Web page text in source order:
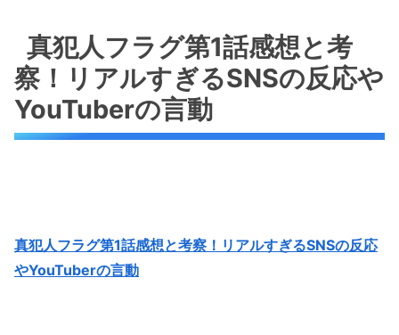
真犯人フラグ第1話感想と考
察！リアルすぎるSNSの反応や
YouTuberの言動
真犯人フラグ第1話感想と考察！リアルすぎるSNSの反応
やYouTuberの言動